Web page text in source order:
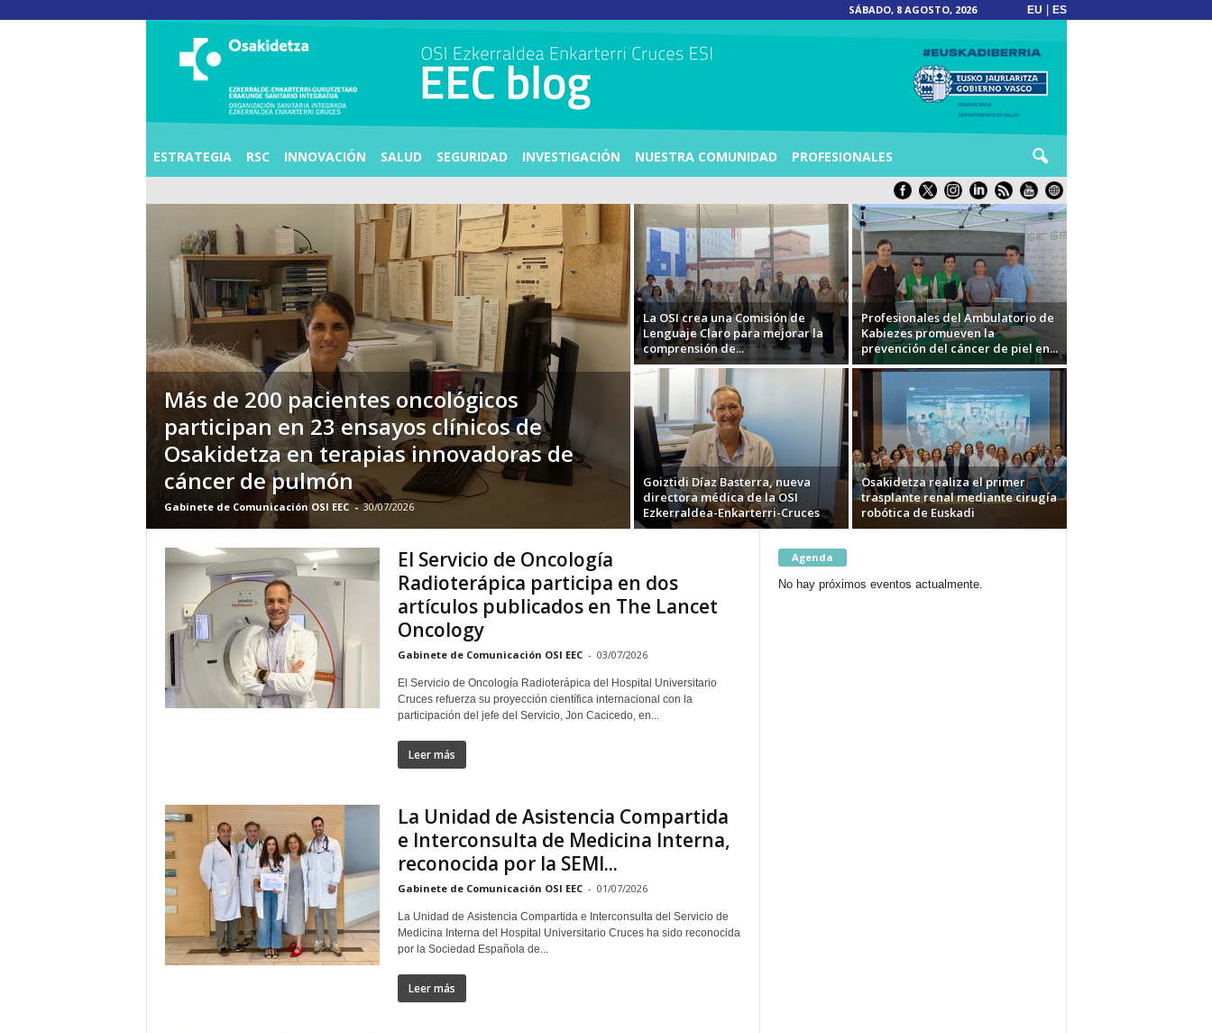
SÁBADO, 8 AGOSTO, 2026 EU ES
R
N
U
C
E
S
ESTRATEGIA RSC INNOVACIÓN SALUD SEGURIDAD INVESTIGACIÓN NUESTRA COMUNIDAD PROFESIONALES
Más de 200 pacientes oncológicos
participan en 23 ensayos clínicos de
Osakidetza en terapias innovadoras de
cáncer de pulmón
Gabinete de Comunicación OSI EEC - 30/07/2026
La OSI crea una Comisión de
Lenguaje Claro para mejorar la
comprensión de...
Profesionales del Ambulatorio de
Kabiezes promueven la
prevención del cáncer de piel en...
Goiztidi Díaz Basterra, nueva
directora médica de la OSI
Ezkerraldea-Enkarterri-Cruces
Osakidetza realiza el primer
trasplante renal mediante cirugía
robótica de Euskadi
El Servicio de Oncología
Radioterápica participa en dos
artículos publicados en The Lancet
Oncology
Gabinete de Comunicación OSI EEC - 03/07/2026
El Servicio de Oncología Radioterápica del Hospital Universitario
Cruces refuerza su proyección científica internacional con la
participación del jefe del Servicio, Jon Cacicedo, en...
Leer más
La Unidad de Asistencia Compartida
e Interconsulta de Medicina Interna,
reconocida por la SEMI...
Gabinete de Comunicación OSI EEC - 01/07/2026
La Unidad de Asistencia Compartida e Interconsulta del Servicio de
Medicina Interna del Hospital Universitario Cruces ha sido reconocida
por la Sociedad Española de...
Leer más
Agenda
No hay próximos eventos actualmente.